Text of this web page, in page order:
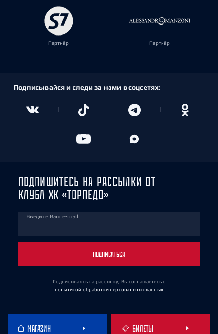
Партнёр Партнёр
Подписывайся и следи за нами в соцсетях:
ПОДПИШИТЕСЬ НА РАССЫЛКИ ОТ
КЛУБА ХК «ТОРПЕДО»
Введите Ваш e-mail
ПОДПИСАТЬСЯ
Подписываясь на рассылку, Вы соглашаетесь с
политикой обработки персональных данных
МАГАЗИН БИЛЕТЫ